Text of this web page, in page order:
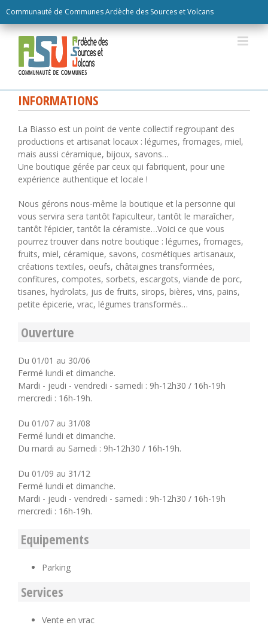
Communauté de Communes Ardèche des Sources et Volcans
to
content
INFORMATIONS
La Biasso est un point de vente collectif regroupant des
productions et artisanat locaux : légumes, fromages, miel,
mais aussi céramique, bijoux, savons…
Une boutique gérée par ceux qui fabriquent, pour une
expérience authentique et locale !
Nous gérons nous-même la boutique et la personne qui
vous servira sera tantôt l’apiculteur, tantôt le maraîcher,
tantôt l’épicier, tantôt la céramiste…Voici ce que vous
pourrez trouver dans notre boutique : légumes, fromages,
fruits, miel, céramique, savons, cosmétiques artisanaux,
créations textiles, oeufs, châtaignes transformées,
confitures, compotes, sorbets, escargots, viande de porc,
tisanes, hydrolats, jus de fruits, sirops, bières, vins, pains,
petite épicerie, vrac, légumes transformés…
Ouverture
Du 01/01 au 30/06
Fermé lundi et dimanche.
Mardi - jeudi - vendredi - samedi : 9h-12h30 / 16h-19h
mercredi : 16h-19h.
Du 01/07 au 31/08
Fermé lundi et dimanche.
Du mardi au Samedi : 9h-12h30 / 16h-19h.
Du 01/09 au 31/12
Fermé lundi et dimanche.
Mardi - jeudi - vendredi - samedi : 9h-12h30 / 16h-19h
mercredi : 16h-19h.
Equipements
Parking
Services
Vente en vrac